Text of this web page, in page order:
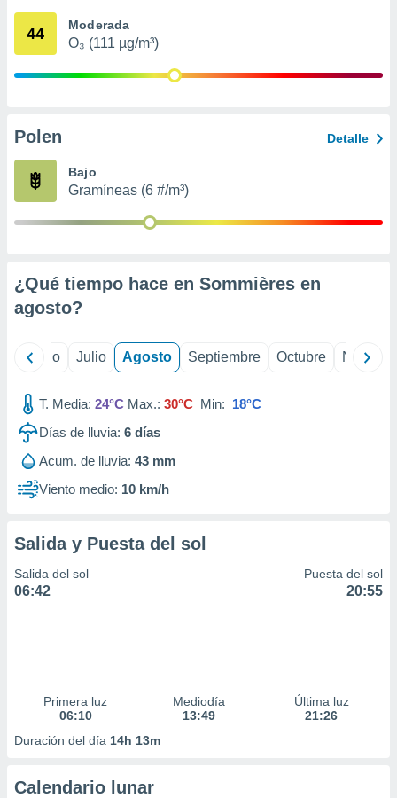
mediante
publicidad
de
44 Moderada
O₃ (111 µg/m³)
Polen Detalle
Bajo
Gramíneas (6 #/m³)
¿Qué tiempo hace en Sommières en
agosto?
Junio Julio Agosto Septiembre Octubre
T. Media: 24°C Max.: 30°C Min: 18°C
Días de lluvia: 6 días
Acum. de lluvia: 43 mm
Viento medio: 10 km/h
Salida y Puesta del sol
Salida del sol
06:42
Puesta del sol
20:55
Primera luz
06:10
Mediodía
13:49
Última luz
21:26
Duración del día 14h 13m
Calendario lunar